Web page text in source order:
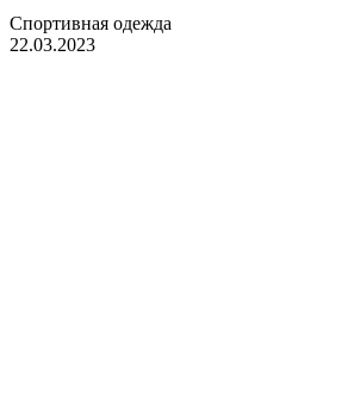
Спортивная одежда
22.03.2023